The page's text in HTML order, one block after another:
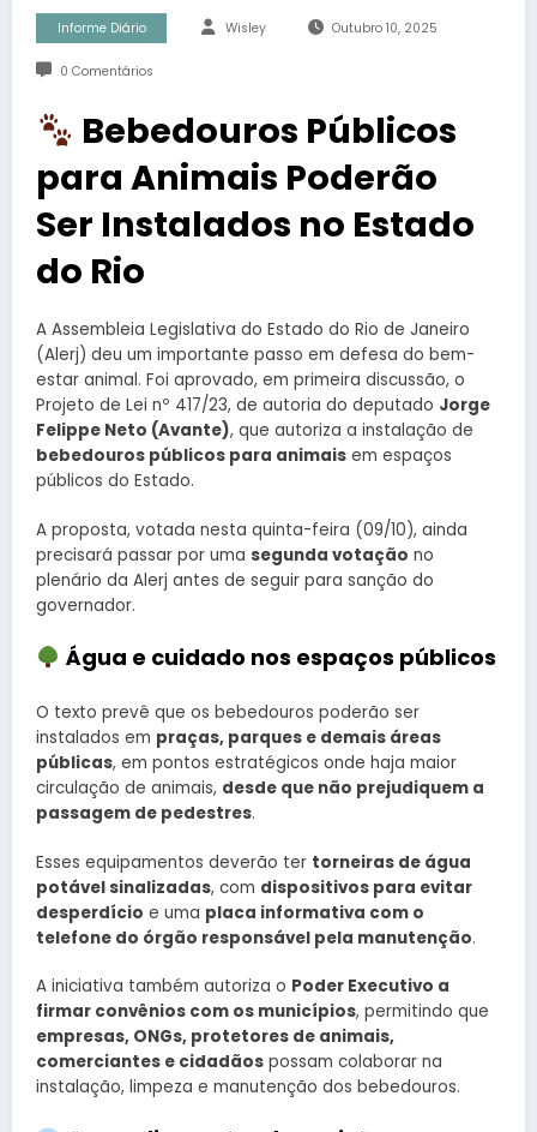
Informe Diário Wisley Outubro 10, 2025
0 Comentários
Bebedouros Públicos
para Animais Poderão
Ser Instalados no Estado
do Rio
A Assembleia Legislativa do Estado do Rio de Janeiro
(Alerj) deu um importante passo em defesa do bem-
estar animal. Foi aprovado, em primeira discussão, o
Projeto de Lei nº 417/23, de autoria do deputado Jorge
Felippe Neto (Avante), que autoriza a instalação de
bebedouros públicos para animais em espaços
públicos do Estado.
A proposta, votada nesta quinta-feira (09/10), ainda
precisará passar por uma segunda votação no
plenário da Alerj antes de seguir para sanção do
governador.
Água e cuidado nos espaços públicos
O texto prevê que os bebedouros poderão ser
instalados em praças, parques e demais áreas
públicas, em pontos estratégicos onde haja maior
circulação de animais, desde que não prejudiquem a
passagem de pedestres.
Esses equipamentos deverão ter torneiras de água
potável sinalizadas, com dispositivos para evitar
desperdício e uma placa informativa com o
telefone do órgão responsável pela manutenção.
A iniciativa também autoriza o Poder Executivo a
firmar convênios com os municípios, permitindo que
empresas, ONGs, protetores de animais,
comerciantes e cidadãos possam colaborar na
instalação, limpeza e manutenção dos bebedouros.